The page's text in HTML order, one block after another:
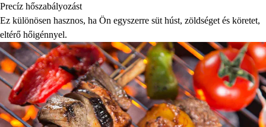
Precíz hőszabályozást
Ez különösen hasznos, ha Ön egyszerre süt húst, zöldséget és köretet,
eltérő hőigénnyel.